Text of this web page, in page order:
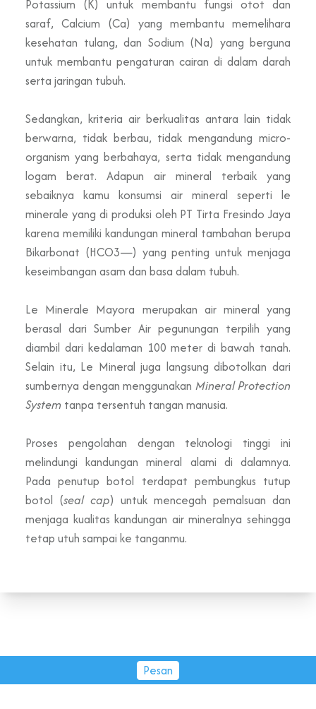
Potassium (K) untuk membantu fungsi otot dan
saraf, Calcium (Ca) yang membantu memelihara
kesehatan tulang, dan Sodium (Na) yang berguna
untuk membantu pengaturan cairan di dalam darah
serta jaringan tubuh.
Sedangkan, kriteria air berkualitas antara lain tidak
berwarna, tidak berbau, tidak mengandung micro-
organism yang berbahaya, serta tidak mengandung
logam berat. Adapun air mineral terbaik yang
sebaiknya kamu konsumsi air mineral seperti le
minerale yang di produksi oleh PT Tirta Fresindo Jaya
karena memiliki kandungan mineral tambahan berupa
Bikarbonat (HCO3—) yang penting untuk menjaga
keseimbangan asam dan basa dalam tubuh.
Le Minerale Mayora merupakan air mineral yang
berasal dari Sumber Air pegunungan terpilih yang
diambil dari kedalaman 100 meter di bawah tanah.
Selain itu, Le Mineral juga langsung dibotolkan dari
sumbernya dengan menggunakan Mineral Protection
System tanpa tersentuh tangan manusia.
Proses pengolahan dengan teknologi tinggi ini
melindungi kandungan mineral alami di dalamnya.
Pada penutup botol terdapat pembungkus tutup
botol (seal cap) untuk mencegah pemalsuan dan
menjaga kualitas kandungan air mineralnya sehingga
tetap utuh sampai ke tanganmu.
Pesan